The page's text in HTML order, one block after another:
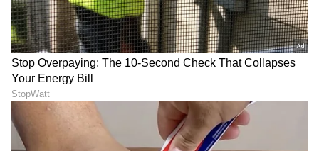
ಆ್ಯಪ್ ಡೌನ್‌ಲೋಡ್ ಮಾಡಿ ಹಾಗು ಎಲ್ಲಾ ಅಪ್‌ಡೇಟ್
ಗಳನ್ನು ಪಡೆಯಿರಿ